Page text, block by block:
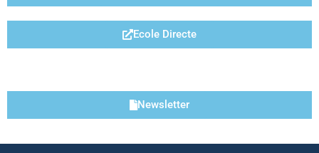
Ecole Directe
Newsletter